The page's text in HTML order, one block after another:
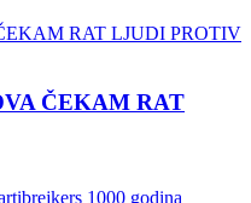
ČEKAM RAT